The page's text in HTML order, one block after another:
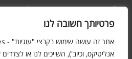
פרטיותך חשובה לנו
אנליטיקס, וכיוב'), השייכים לנו או
חולוןבאינטרנט – האתר שמביא לכם
חולון. במה פתוחה לקול תושבי חולון
ופרוייקטים חדשים בעיר, חיי לילה, וכן
הנעשה בעיר. אתם מוזמנים ומוזמנות
ואף להגיב על הכתבות המפורסמות באתר.